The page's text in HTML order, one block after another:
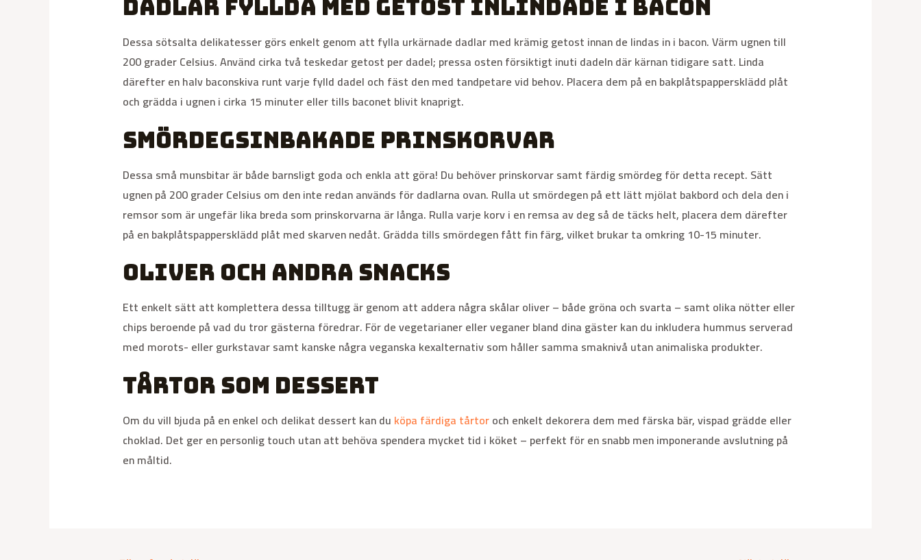
Dadlar fyllda med getost inlindade i bacon
Dessa sötsalta delikatesser görs enkelt genom att fylla urkärnade dadlar med krämig getost innan de lindas in i bacon. Värm ugnen till
200 grader Celsius. Använd cirka två teskedar getost per dadel; pressa osten försiktigt inuti dadeln där kärnan tidigare satt. Linda
därefter en halv baconskiva runt varje fylld dadel och fäst den med tandpetare vid behov. Placera dem på en bakplåtspappersklädd plåt
och grädda i ugnen i cirka 15 minuter eller tills baconet blivit knaprigt.
Smördegsinbakade prinskorvar
Dessa små munsbitar är både barnsligt goda och enkla att göra! Du behöver prinskorvar samt färdig smördeg för detta recept. Sätt
ugnen på 200 grader Celsius om den inte redan används för dadlarna ovan. Rulla ut smördegen på ett lätt mjölat bakbord och dela den i
remsor som är ungefär lika breda som prinskorvarna är långa. Rulla varje korv i en remsa av deg så de täcks helt, placera dem därefter
på en bakplåtspappersklädd plåt med skarven nedåt. Grädda tills smördegen fått fin färg, vilket brukar ta omkring 10-15 minuter.
Oliver och andra snacks
Ett enkelt sätt att komplettera dessa tilltugg är genom att addera några skålar oliver – både gröna och svarta – samt olika nötter eller
chips beroende på vad du tror gästerna föredrar. För de vegetarianer eller veganer bland dina gäster kan du inkludera hummus serverad
med morots- eller gurkstavar samt kanske några veganska kexalternativ som håller samma smaknivå utan animaliska produkter.
Tårtor som dessert
Om du vill bjuda på en enkel och delikat dessert kan du köpa färdiga tårtoroch enkelt dekorera dem med färska bär, vispad grädde eller
choklad. Det ger en personlig touch utan att behöva spendera mycket tid i köket – perfekt för en snabb men imponerande avslutning på
en måltid.